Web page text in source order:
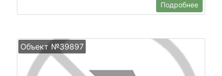
Подробнее
Объект №39897